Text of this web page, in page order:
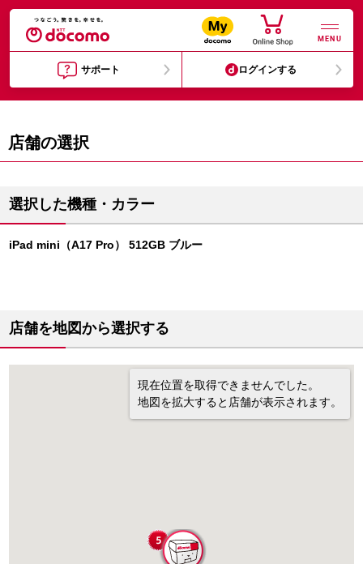
MENU
サポート ログインする
店舗の選択
選択した機種・カラー
iPad mini（A17 Pro） 512GB ブルー
店舗を地図から選択する
現在位置を取得できませんでした。
地図を拡大すると店舗が表示されます。